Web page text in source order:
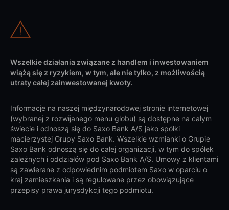
Wszelkie działania związane z handlem i inwestowaniem
wiążą się z ryzykiem, w tym, ale nie tylko, z możliwością
utraty całej zainwestowanej kwoty.
Informacje na naszej międzynarodowej stronie internetowej
(wybranej z rozwijanego menu globu) są dostępne na całym
świecie i odnoszą się do Saxo Bank A/S jako spółki
macierzystej Grupy Saxo Bank. Wszelkie wzmianki o Grupie
Saxo Bank odnoszą się do całej organizacji, w tym do spółek
zależnych i oddziałów pod Saxo Bank A/S. Umowy z klientami
są zawierane z odpowiednim podmiotem Saxo w oparciu o
kraj zamieszkania i są regulowane przez obowiązujące
przepisy prawa jurysdykcji tego podmiotu.